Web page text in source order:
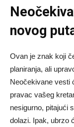
novog
Ovan je znak koji
planiranja, ali
Neočekivane vesti
pravac vašeg
nesigurno, pitajući
dolazi. Ipak, ubrzo